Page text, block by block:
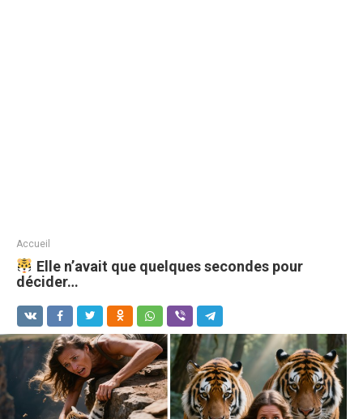
Accueil
Elle n’avait que quelques secondes pour
décider…